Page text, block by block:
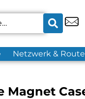
Netzwerk &
Magnet